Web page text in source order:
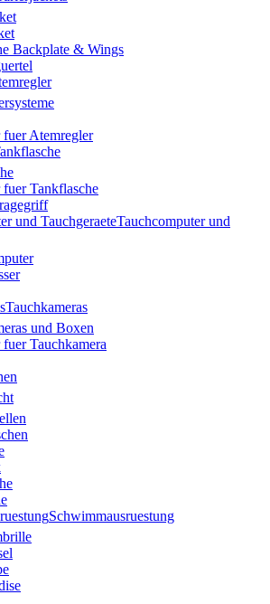
Backplate & Wings
fuer Atemregler
fuer Tankflasche
Tauchcomputer und
Tauchkameras
und Boxen
Tauchkamera
Schwimmausruestung